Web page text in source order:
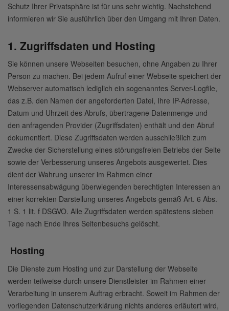
Schutz Ihrer Privatsphäre ist für uns sehr wichtig. Nachstehend
informieren wir Sie ausführlich über den Umgang mit Ihren Daten.
1. Zugriffsdaten und Hosting
Sie können unsere Webseiten besuchen, ohne Angaben zu Ihrer
Person zu machen. Bei jedem Aufruf einer Webseite speichert der
Webserver automatisch lediglich ein sogenanntes Server-Logfile,
das z.B. den Namen der angeforderten Datei, Ihre IP-Adresse,
Datum und Uhrzeit des Abrufs, übertragene Datenmenge und
den anfragenden Provider (Zugriffsdaten) enthält und den Abruf
dokumentiert. Diese Zugriffsdaten werden ausschließlich zum
Zwecke der Sicherstellung eines störungsfreien Betriebs der Seite
sowie der Verbesserung unseres Angebots ausgewertet. Dies
dient der Wahrung unserer im Rahmen einer
Interessensabwägung überwiegenden berechtigten Interessen an
einer korrekten Darstellung unseres Angebots gemäß Art. 6 Abs.
1 S. 1 lit. f DSGVO. Alle Zugriffsdaten werden spätestens sieben
Tage nach Ende Ihres Seitenbesuchs gelöscht.
Hosting
Die Dienste zum Hosting und zur Darstellung der Webseite
werden teilweise durch unsere Dienstleister im Rahmen einer
Verarbeitung in unserem Auftrag erbracht. Soweit im Rahmen der
vorliegenden Datenschutzerklärung nichts anderes erläutert wird,